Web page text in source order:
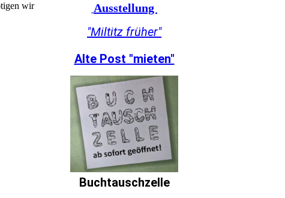
wir
Ausstellung
"Miltitz früher"
Alte Post "mieten"
Buchtauschzelle